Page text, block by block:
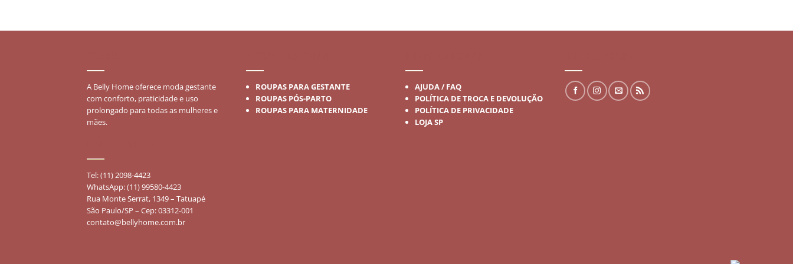
A Belly Home oferece moda gestante
com conforto, praticidade e uso
prolongado para todas as mulheres e
mães.
ROUPAS PARA GESTANTE
ROUPAS PÓS-PARTO
ROUPAS PARA MATERNIDADE
AJUDA / FAQ
POLÍTICA DE TROCA E DEVOLUÇÃO
POLÍTICA DE PRIVACIDADE
LOJA SP
Tel: (11) 2098-4423
WhatsApp: (11) 99580-4423
Rua Monte Serrat, 1349 – Tatuapé
São Paulo/SP – Cep: 03312-001
contato@bellyhome.com.br